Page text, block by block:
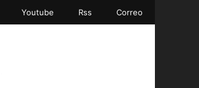
Youtube Rss Correo